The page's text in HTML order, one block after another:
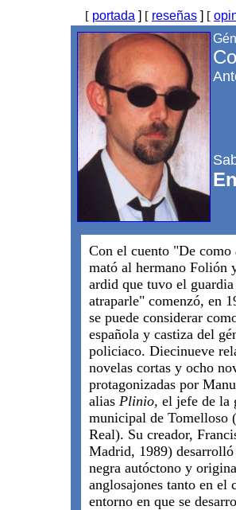
[ portada ] [ reseñas ] [
Con el cuento "De como
mató al hermano Folión
ardid que tuvo el
atraparle" comenzó, en
se puede considerar
española y castiza del
policiaco. Diecinueve
novelas cortas y ocho
protagonizadas por
alias Plinio, el jefe de la
municipal de Tomelloso
Real). Su creador,
Madrid, 1989) desarrolló
negra autóctono y
anglosajones tanto en el
entorno en que se